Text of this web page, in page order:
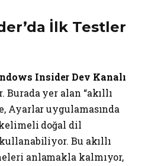
İlk Testler
Insider Dev Kanalı
yer alan “akıllı
Ayarlar uygulamasında
doğal dil
Bu akıllı
anlamakla kalmıyor,